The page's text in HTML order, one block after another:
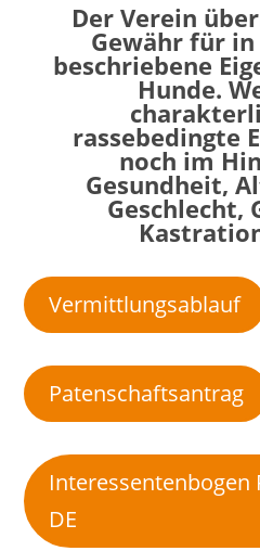
Der Verein
Gewähr für
beschriebene
Hunde.
rassebedingte
noch im
Gesundheit,
Geschlecht,
Vermittlungsablauf
Patenschaftsantrag
Interessentenbogen
DE